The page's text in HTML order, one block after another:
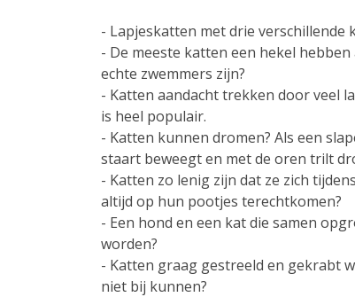
- Lapjeskatten met drie verschillende
- De meeste katten een hekel
echte zwemmers zijn?
- Katten aandacht trekken door veel
is heel populair.
- Katten kunnen dromen? Als een
staart beweegt en met de oren trilt
- Katten zo lenig zijn dat ze zich
altijd op hun pootjes terechtkomen?
- Een hond en een kat die samen
worden?
- Katten graag gestreeld en gekrabt
niet bij kunnen?